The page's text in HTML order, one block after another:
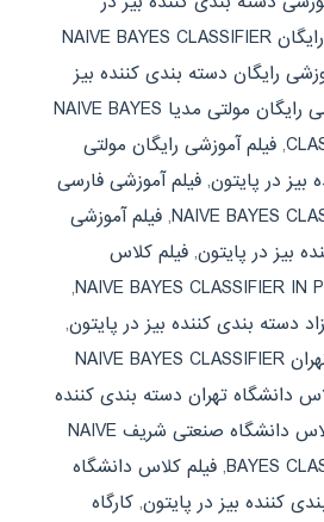
فیلم آموزشی رایگان NAIVE BAYES CLASSIFIER
رایگان دسته بندی کننده بیز
فیلم آموزشی رایگان مولتی مدیا NAIVE BAYES
, فیلم آموزشی رایگان مولتی
بیز در پایتون, فیلم آموزشی فارسی
NAIVE BAYES
, فیلم آموزشی
بیز در پایتون, فیلم کلاس
,
دسته بندی کننده بیز در پایتون,
فیلم کلاس دانشگاه تهران NAIVE BAYES CLASSIFIER
دانشگاه تهران دسته بندی کننده
فیلم کلاس دانشگاه صنعتی شریف NAIVE
BAYES
, فیلم کلاس دانشگاه
کننده بیز در پایتون, کارگاه